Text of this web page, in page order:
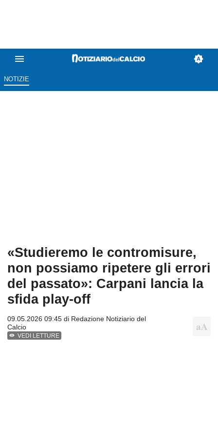
NOTIZIE
«Studieremo le contromisure,
non possiamo ripetere gli errori
del passato»: Carpani lancia la
sfida play-off
09.05.2026 09:45 di Redazione Notiziario del
Calcio
VEDI LETTURE